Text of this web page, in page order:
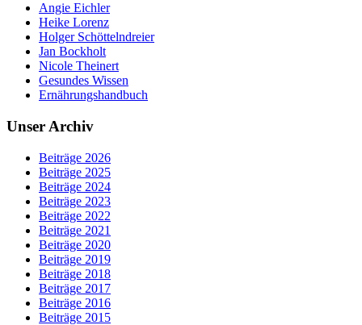
Angie Eichler
Heike Lorenz
Holger Schöttelndreier
Jan Bockholt
Nicole Theinert
Gesundes Wissen
Ernährungshandbuch
Unser Archiv
Beiträge 2026
Beiträge 2025
Beiträge 2024
Beiträge 2023
Beiträge 2022
Beiträge 2021
Beiträge 2020
Beiträge 2019
Beiträge 2018
Beiträge 2017
Beiträge 2016
Beiträge 2015